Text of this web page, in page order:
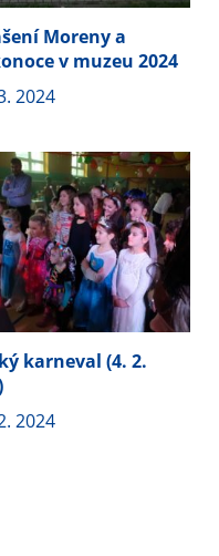
Moreny a
v muzeu 2024
2024
karneval (4. 2.
2024